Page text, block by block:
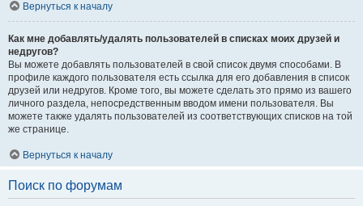
Вернуться к началу
Как мне добавлять/удалять пользователей в списках моих друзей и
недругов?
Вы можете добавлять пользователей в свой список двумя способами. В
профиле каждого пользователя есть ссылка для его добавления в список
друзей или недругов. Кроме того, вы можете сделать это прямо из вашего
личного раздела, непосредственным вводом имени пользователя. Вы
можете также удалять пользователей из соответствующих списков на той
же странице.
Вернуться к началу
Поиск по форумам